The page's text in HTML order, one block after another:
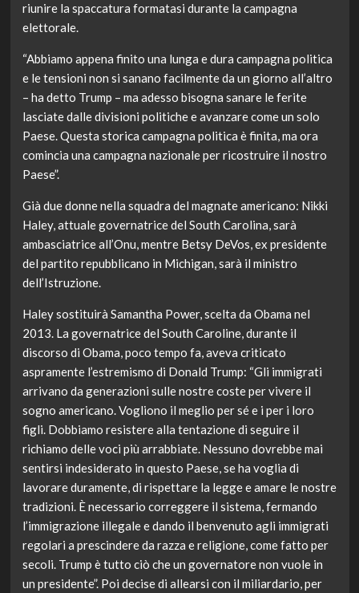
riunire la spaccatura formatasi durante la campagna
elettorale.
“Abbiamo appena finito una lunga e dura campagna politica
e le tensioni non si sanano facilmente da un giorno all’altro
– ha detto Trump – ma adesso bisogna sanare le ferite
lasciate dalle divisioni politiche e avanzare come un solo
Paese. Questa storica campagna politica è finita, ma ora
comincia una campagna nazionale per ricostruire il nostro
Paese”.
Già due donne nella squadra del magnate americano: Nikki
Haley, attuale governatrice del South Carolina, sarà
ambasciatrice all’Onu, mentre Betsy DeVos, ex presidente
del partito repubblicano in Michigan, sarà il ministro
dell’Istruzione.
Haley sostituirà Samantha Power, scelta da Obama nel
2013. La governatrice del South Caroline, durante il
discorso di Obama, poco tempo fa, aveva criticato
aspramente l’estremismo di Donald Trump: “Gli immigrati
arrivano da generazioni sulle nostre coste per vivere il
sogno americano. Vogliono il meglio per sé e i per i loro
figli. Dobbiamo resistere alla tentazione di seguire il
richiamo delle voci più arrabbiate. Nessuno dovrebbe mai
sentirsi indesiderato in questo Paese, se ha voglia di
lavorare duramente, di rispettare la legge e amare le nostre
tradizioni. È necessario correggere il sistema, fermando
l’immigrazione illegale e dando il benvenuto agli immigrati
regolari a prescindere da razza e religione, come fatto per
secoli. Trump è tutto ciò che un governatore non vuole in
un presidente”. Poi decise di allearsi con il miliardario, per